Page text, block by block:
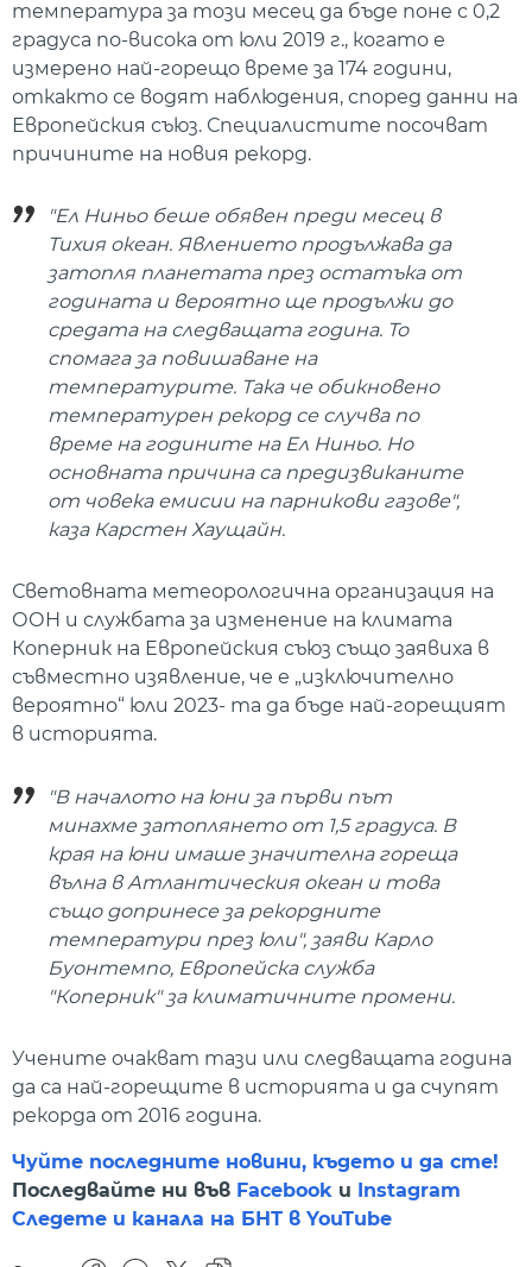
температура за този месец да бъде поне с 0,2
градуса по-висока от юли 2019 г., когато е
измерено най-горещо време за 174 години,
откакто се водят наблюдения, според данни на
Европейския съюз. Специалистите посочват
причините на новия рекорд.
"Ел Ниньо беше обявен преди месец в
Тихия океан. Явлението продължава да
затопля планетата през остатъка от
годината и вероятно ще продължи до
средата на следващата година. То
спомага за повишаване на
температурите. Така че обикновено
температурен рекорд се случва по
време на годините на Ел Ниньо. Но
основната причина са предизвиканите
от човека емисии на парникови газове",
каза Карстен Хаущайн.
Световната метеорологична организация на
ООН и службата за изменение на климата
Коперник на Европейския съюз също заявиха в
съвместно изявление, че е „изключително
вероятно“ юли 2023- та да бъде най-горещият
в историята.
"В началото на юни за първи път
минахме затоплянето от 1,5 градуса. В
края на юни имаше значителна гореща
вълна в Атлантическия океан и това
също допринесе за рекордните
температури през юли", заяви Карло
Буонтемпо, Европейска служба
"Коперник" за климатичните промени.
Учените очакват тази или следващата година
да са най-горещите в историята и да счупят
рекорда от 2016 година.
Чуйте последните новини, където и да сте!
Последвайте ни във Facebook и Instagram
Следете и канала на БНТ в YouTube